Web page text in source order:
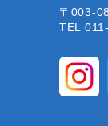
〒003-
TEL